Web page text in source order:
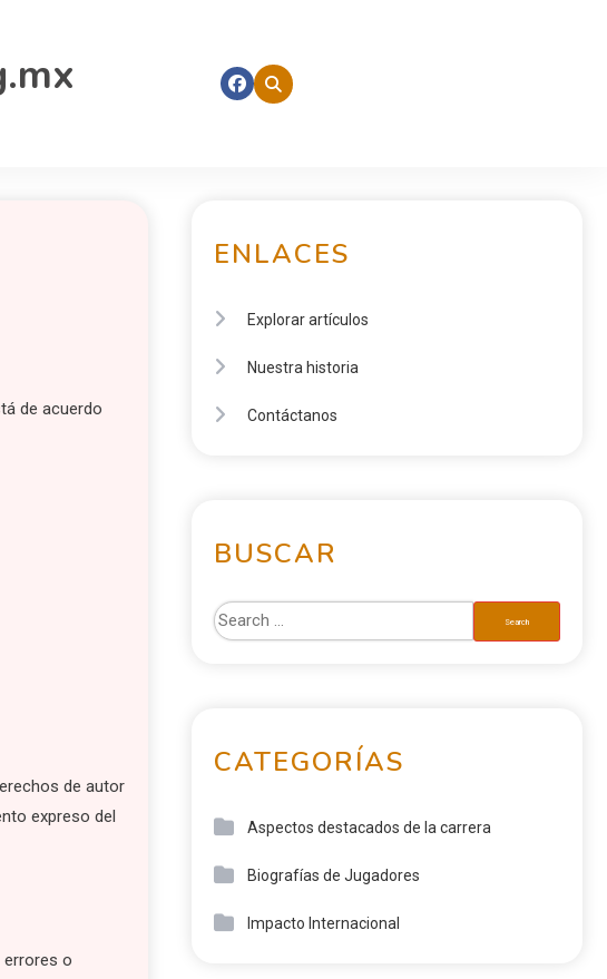
de acuerdo
de autor
expreso del
errores o
ENLACES
Explorar artículos
Nuestra historia
Contáctanos
BUSCAR
CATEGORÍAS
Aspectos destacados de la carrera
Biografías de Jugadores
Impacto Internacional